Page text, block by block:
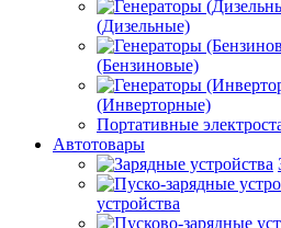
(Дизельные)
(Бензиновые)
(Инверторные)
Портативные
Автотовары
устройства